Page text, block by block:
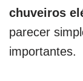
chuveiros
parecer
importantes.